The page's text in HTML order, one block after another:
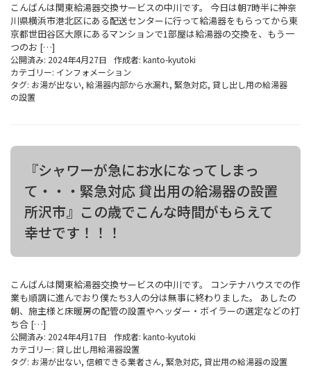
こんばんは関東給湯器交換サービスの中川です。 今日は朝7時半に神奈
川県横浜市港北区にある配送センターに行って給湯器をもらってから東
京都世田谷区大原にあるマンションで1部屋は給湯器の交換を、もう一
つのお […]
公開済み: 2024年4月27日 作成者: kanto-kyutoki
カテゴリー: インフォメーション
タグ: お湯が出ない, 給湯器内部から水漏れ, 緊急対応, 貸し出し用の給湯器
の設置
『シャワーが急にお水になってしまっ
て・・・緊急対応 貸出用の給湯器の設置
所沢市』この歳でこんな時間がもらえて
幸せです！！！
こんばんは関東給湯器交換サービスの中川です。 コンテナハウスでの作
業も順調に進んでおり僕たち3人の分は無事に終わりました。 あしたの
朝、施主様と床暖房の配管の設置やヘッダー・ボイラーの選定などの打
ち合 […]
公開済み: 2024年4月17日 作成者: kanto-kyutoki
カテゴリー: 貸し出し用給湯器設置
タグ: お湯が出ない, 信頼できる業者さん, 緊急対応, 貸出用の給湯器の設置